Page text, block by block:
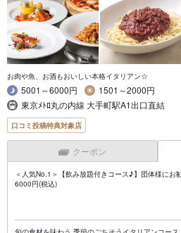
お肉や魚、お酒もおいしい本格イタリアン☆
5001～6000円
1501～2000円
東京ﾒﾄﾛ丸の内線 大手町駅A1出口直結
口コミ投稿特典対象店
クーポン
＜人気No.1＞【飲み放題付きコース♪】団体様にお
6000円(税込)